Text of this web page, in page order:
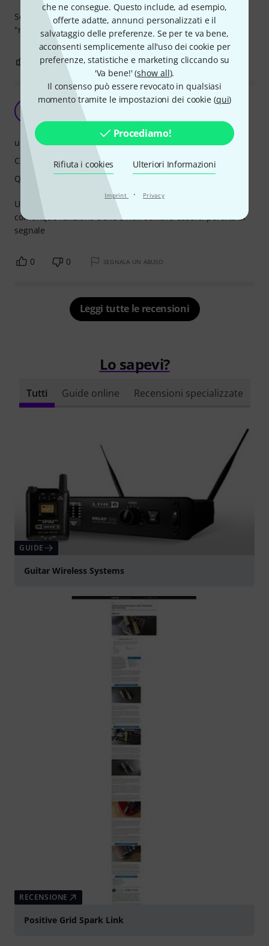
che ne consegue. Questo include, ad esempio,
offerte adatte, annunci personalizzati e il
salvataggio delle preferenze. Se per te va bene,
acconsenti semplicemente all'uso dei cookie per
preferenze, statistiche e marketing cliccando su
'Va bene!' (show all).
Il consenso può essere revocato in qualsiasi
momento tramite le impostazioni dei cookie (qui)
Procediamo!
Rifiuta i cookies Ulteriori Informazioni
Imprint · Privacy
Se ci fosserio controlli di qualita' non spedireste prodotti
"rotti"
0 SEGNALA UN ABUSO
Ottimo sistema wireless
Unico dubbio sulle reali performance della batteria
comunque funziona bene e non sembra esserci perdita di
segnale
uso
Caratteristiche
Qualità
0 0 SEGNALA UN ABUSO
Leggi tutte le recensioni
Lo sapevi?
Tutti Guide online Recensioni specializzate
GUIDE
Guitar Wireless Systems
RECENSIONE
Positive Grid Spark Link